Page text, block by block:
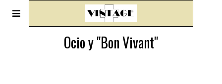
Ocio y "Bon Vivant"